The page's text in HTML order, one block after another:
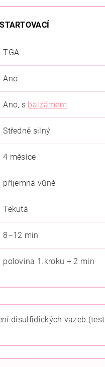
TGA
Ano
Ano, s balzámem
Středně silný
4 měsíce
příjemná vůně
Tekutá
8–12 min
polovina 1.kroku + 2 min
disulfidických vazeb (test